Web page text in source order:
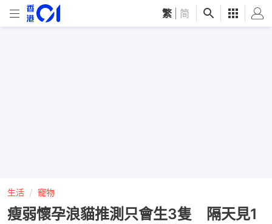
繁 简
生活 寵物
瘦弱懷孕浪貓推測只會生3隻 隔天見1